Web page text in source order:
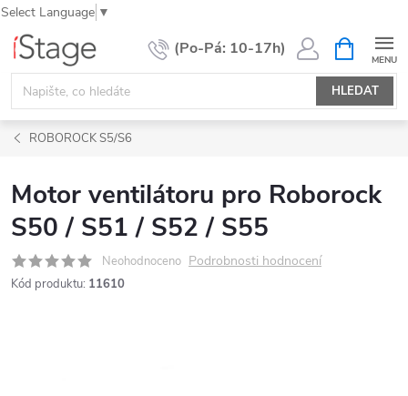
Select Language ▼
Přejít
obsah
HLEDAT
NÁKUPNÍ
KOŠÍK
ROBOROCK S5/S6
Motor ventilátoru pro Roborock
S50 / S51 / S52 / S55
Neohodnoceno Podrobnosti hodnocení
Kód produktu: 11610